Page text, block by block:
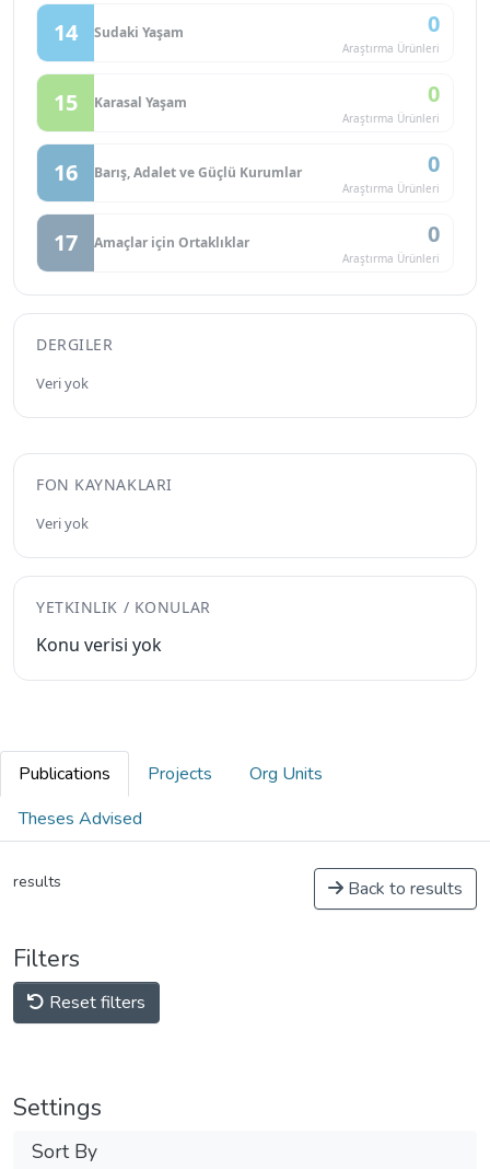
14 Sudaki Yaşam 0
Araştırma Ürünleri
15 Karasal Yaşam 0
Araştırma Ürünleri
16 Barış, Adalet ve Güçlü Kurumlar 0
Araştırma Ürünleri
17 Amaçlar için Ortaklıklar 0
Araştırma Ürünleri
DERGILER
Veri yok
FON KAYNAKLARI
Veri yok
YETKINLIK / KONULAR
Konu verisi yok
Publications Projects
Org Units
Theses Advised
results Back to results
Filters
Reset filters
Settings
Sort By